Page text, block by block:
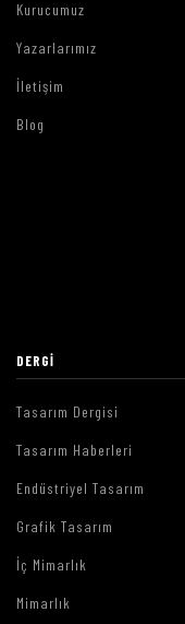
Kurucumuz
Yazarlarımız
İletişim
Blog
DERGI
Tasarım Dergisi
Tasarım Haberleri
Endüstriyel Tasarım
Grafik Tasarım
İç Mimarlık
Mimarlık